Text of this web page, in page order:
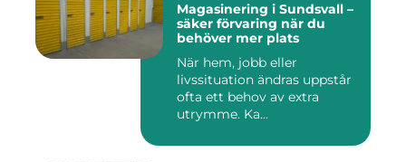
Magasinering i Sundsvall –
säker förvaring när du
behöver mer plats
När hem, jobb eller
livssituation ändras uppstår
ofta ett behov av extra
utrymme. Ka...